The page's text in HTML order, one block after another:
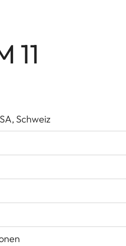
11
Schweiz